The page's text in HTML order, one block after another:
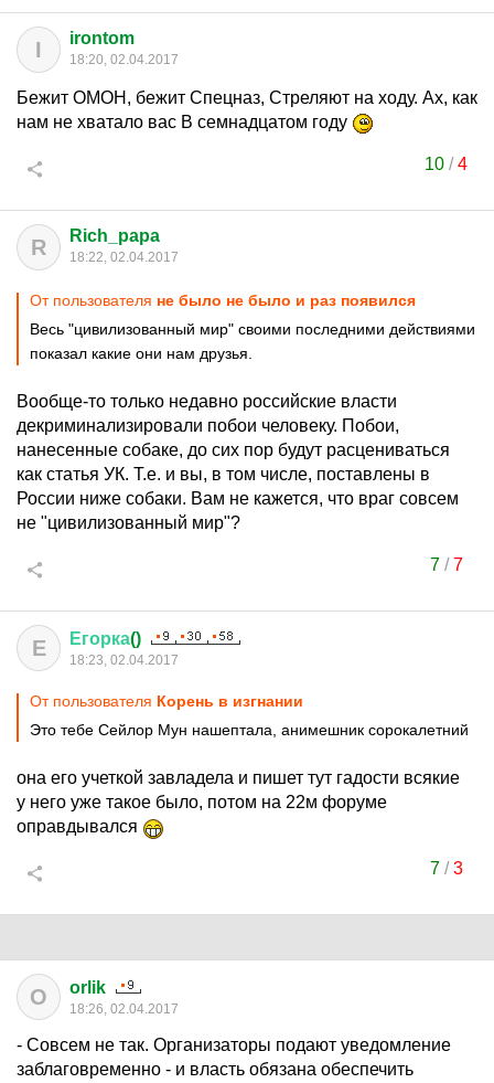
I irontom
18:20, 02.04.2017
Бежит ОМОН, бежит Спецназ, Стреляют на ходу. Ах, как
нам не хватало вас В семнадцатом году
10 /4
R Rich_papa
18:22, 02.04.2017
От пользователя не было не было и раз появился
Весь "цивилизованный мир" своими последними действиями
показал какие они нам друзья.
Вообще-то только недавно российские власти
декриминализировали побои человеку. Побои,
нанесенные собаке, до сих пор будут расцениваться
как статья УК. Т.е. и вы, в том числе, поставлены в
России ниже собаки. Вам не кажется, что враг совсем
не "цивилизованный мир"?
7/7
Е Егорка()
18:23, 02.04.2017
От пользователя Корень в изгнании
Это тебе Сейлор Мун нашептала, анимешник сорокалетний
она его учеткой завладела и пишет тут гадости всякие
у него уже такое было, потом на 22м форуме
оправдывался
7/3
O orlik
18:26, 02.04.2017
- Совсем не так. Организаторы подают уведомление
заблаговременно - и власть обязана обеспечить